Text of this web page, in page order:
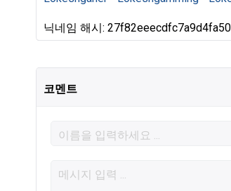
닉네임 해시:
코멘트